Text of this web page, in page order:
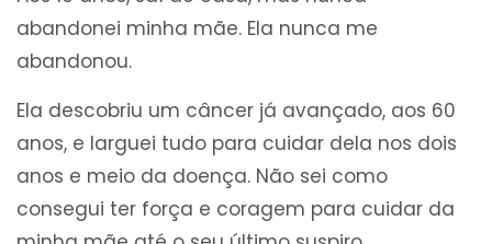
abandonei minha mãe. Ela nunca me
abandonou.
Ela descobriu um câncer já avançado, aos 60
anos, e larguei tudo para cuidar dela nos dois
anos e meio da doença. Não sei como
consegui ter força e coragem para cuidar da